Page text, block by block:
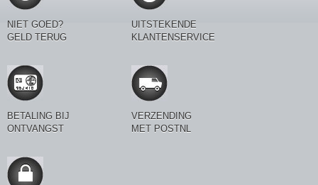
NIET GOED?
GELD TERUG
UITSTEKENDE
KLANTENSERVICE
BETALING BIJ
ONTVANGST
VERZENDING
MET POSTNL